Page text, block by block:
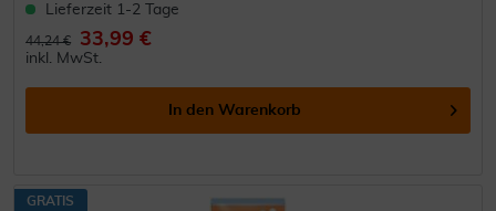
Lieferzeit 1-2 Tage
44,24 € 33,99 €
inkl. MwSt.
In den Warenkorb
GRATIS